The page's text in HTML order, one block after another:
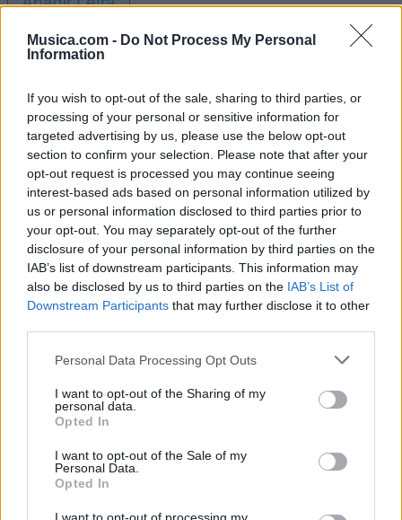
Musica.com - Do Not Process My Personal
Information
If you wish to opt-out of the sale, sharing to third parties, or
processing of your personal or sensitive information for
targeted advertising by us, please use the below opt-out
section to confirm your selection. Please note that after your
opt-out request is processed you may continue seeing
interest-based ads based on personal information utilized by
us or personal information disclosed to third parties prior to
your opt-out. You may separately opt-out of the further
disclosure of your personal information by third parties on the
IAB’s list of downstream participants. This information may
also be disclosed by us to third parties on the IAB’s List of
Downstream Participants that may further disclose it to other
Personal Data Processing Opt Outs
I want to opt-out of the Sharing of my
personal data.
Opted In
I want to opt-out of the Sale of my
Personal Data.
Opted In
Mensajeros Reggaeno está entre los 500 artistas
más apoyados y visitados de esta semana.
¿Apoyar a Mensajeros Reggae?
0 0
Ranking de Mensajeros Reggae TOP Música